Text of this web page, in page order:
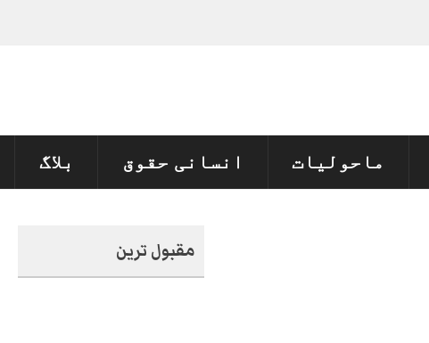
ماحولیات انسانی حقوق بلاگ
مقبول ترین